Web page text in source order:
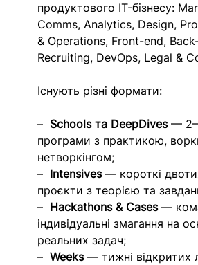
продуктового IT-бізнесу:
Comms, Analytics, Design,
& Operations, Front-end,
Recruiting, DevOps, Legal &
Існують різні формати:
– Schools та DeepDives —
програми з практикою,
нетворкінгом;
– Intensives — короткі
проєкти з теорією та
– Hackathons & Cases —
індивідуальні змагання на
реальних задач;
– Weeks — тижні відкритих